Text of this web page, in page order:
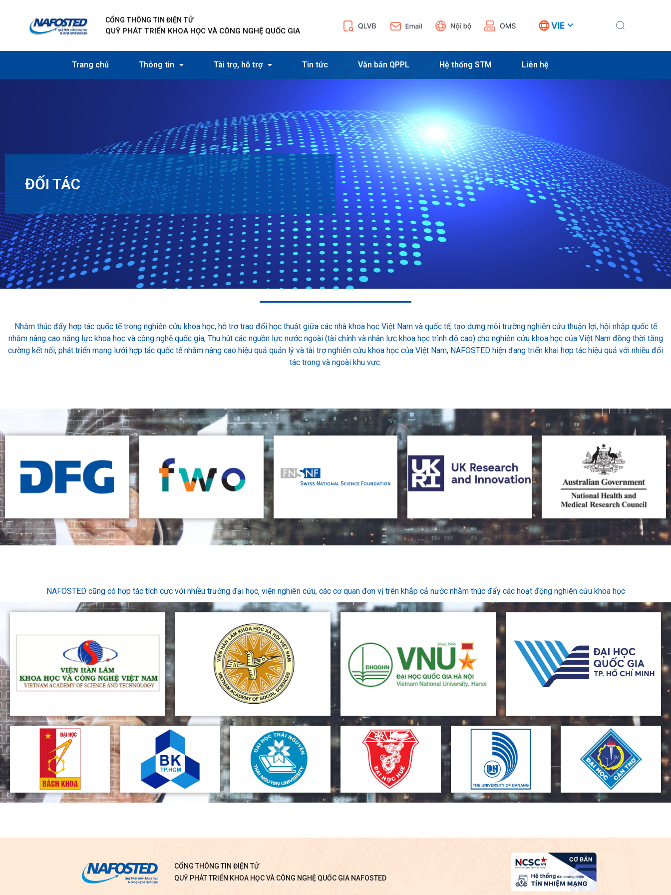
CỔNG THÔNG TIN ĐIỆN TỬ
QUỸ PHÁT TRIỂN KHOA HỌC VÀ CÔNG NGHỆ QUỐC GIA
Trang chủ Thông tin Tài trợ, hỗ trợ Tin tức Văn bản QPPL Hệ thống STM Liên hệ
ĐỐI TÁC
Nhằm thúc đẩy hợp tác quốc tế trong nghiên cứu khoa học, hỗ trợ trao đổi học thuật giữa các nhà khoa học Việt Nam và quốc tế, tạo dựng môi trường nghiên cứu thuận lợi, hội nhập quốc tế
nhằm nâng cao năng lực khoa học và công nghệ quốc gia; Thu hút các nguồn lực nước ngoài (tài chính và nhân lực khoa học trình độ cao) cho nghiên cứu khoa học của Việt Nam đồng thời tăng
cường kết nối, phát triển mạng lưới hợp tác quốc tế nhằm nâng cao hiệu quả quản lý và tài trợ nghiên cứu khoa học của Việt Nam, NAFOSTED hiện đang triển khai hợp tác hiệu quả với nhiều đối
tác trong và ngoài khu vực.​
NAFOSTED cũng có hợp tác tích cực với nhiều trường đại học, viện nghiên cứu, các cơ quan đơn vị trên khắp cả nước nhằm thúc đẩy các hoạt động nghiên cứu khoa học
CỔNG THÔNG TIN ĐIỆN TỬ
QUỸ PHÁT TRIỂN KHOA HỌC VÀ CÔNG NGHỆ QUỐC GIA NAFOSTED